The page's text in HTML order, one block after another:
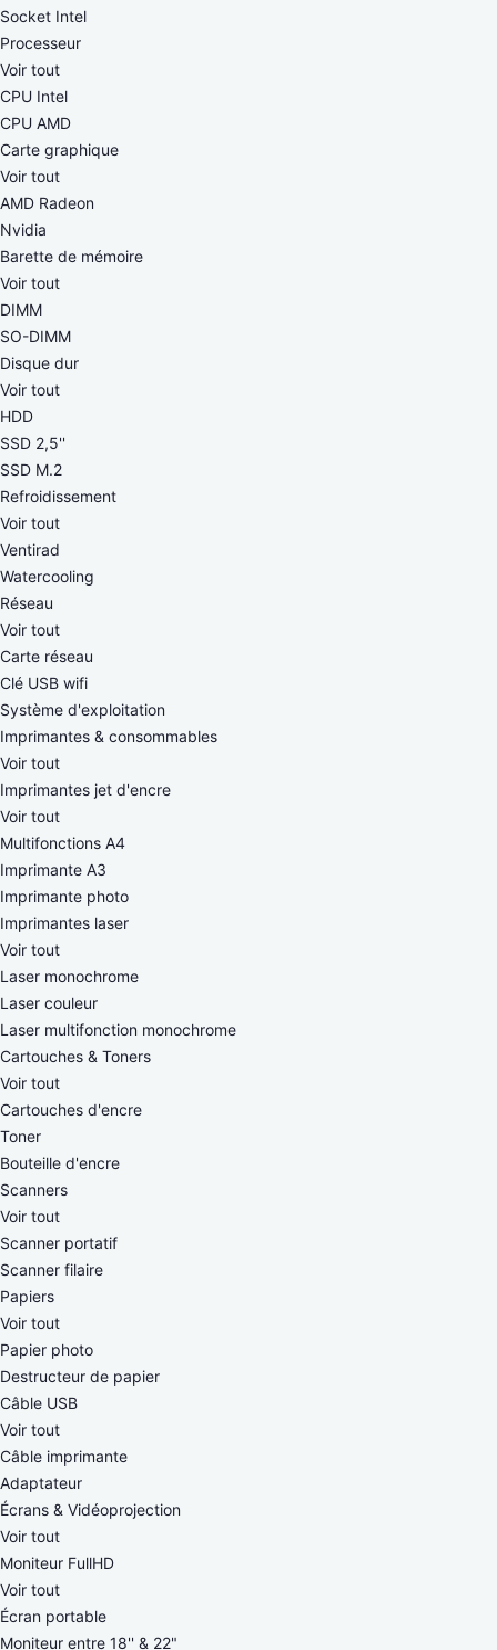
Socket Intel
Processeur
Voir tout
CPU Intel
CPU AMD
Carte graphique
Voir tout
AMD Radeon
Nvidia
Barette de mémoire
Voir tout
DIMM
SO-DIMM
Disque dur
Voir tout
HDD
SSD 2,5''
SSD M.2
Refroidissement
Voir tout
Ventirad
Watercooling
Réseau
Voir tout
Carte réseau
Clé USB wifi
Système d'exploitation
Imprimantes & consommables
Voir tout
Imprimantes jet d'encre
Voir tout
Multifonctions A4
Imprimante A3
Imprimante photo
Imprimantes laser
Voir tout
Laser monochrome
Laser couleur
Laser multifonction monochrome
Cartouches & Toners
Voir tout
Cartouches d'encre
Toner
Bouteille d'encre
Scanners
Voir tout
Scanner portatif
Scanner filaire
Papiers
Voir tout
Papier photo
Destructeur de papier
Câble USB
Voir tout
Câble imprimante
Adaptateur
Écrans & Vidéoprojection
Voir tout
Moniteur FullHD
Voir tout
Écran portable
Moniteur entre 18'' & 22"